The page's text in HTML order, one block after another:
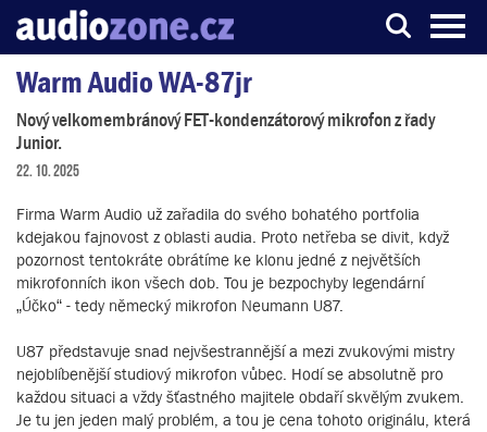
Server o digitálním zpracování zvuku
Warm Audio WA-87jr
Nový velkomembránový FET-kondenzátorový mikrofon z řady
Junior.
22. 10. 2025
Firma Warm Audio už zařadila do svého bohatého portfolia
kdejakou fajnovost z oblasti audia. Proto netřeba se divit, když
pozornost tentokráte obrátíme ke klonu jedné z největších
mikrofonních ikon všech dob. Tou je bezpochyby legendární
„Účko“ - tedy německý mikrofon Neumann U87.
U87 představuje snad nejvšestrannější a mezi zvukovými mistry
nejoblíbenější studiový mikrofon vůbec. Hodí se absolutně pro
každou situaci a vždy šťastného majitele obdaří skvělým zvukem.
Je tu jen jeden malý problém, a tou je cena tohoto originálu, která